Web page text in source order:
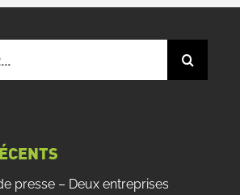
presse – Deux entreprises